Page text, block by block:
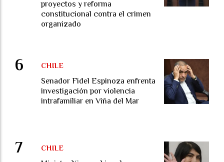
proyectos y reforma
constitucional contra el crimen
organizado
Senador Fidel Espinoza enfrenta
investigación por violencia
intrafamiliar en Viña del Mar
CHILE
CHILE